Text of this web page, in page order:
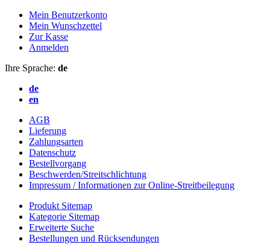
Mein Benutzerkonto
Mein Wunschzettel
Zur Kasse
Anmelden
Ihre Sprache: de
de
en
AGB
Lieferung
Zahlungsarten
Datenschutz
Bestellvorgang
Beschwerden/Streitschlichtung
Impressum / Informationen zur Online-Streitbeilegung
Produkt Sitemap
Kategorie Sitemap
Erweiterte Suche
Bestellungen und Rücksendungen